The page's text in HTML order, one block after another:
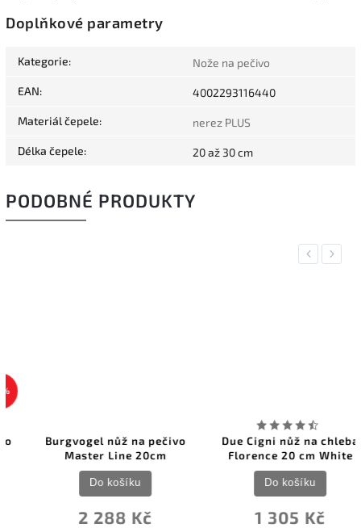
Doplňkové parametry
Kategorie: Nože na pečivo
EAN: 4002293116440
Materiál čepele: nerez PLUS
Délka čepele: 20 až 30 cm
PODOBNÉ PRODUKTY
Previous
Burgvogel nůž na pečivo
Master Line 20cm
2 288 Kč
Do košíku
Due Cigni nůž na chleba
Florence 20 cm White
1 305 Kč
Do košíku
Next